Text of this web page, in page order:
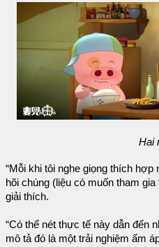
Hai
“Mỗi khi tôi nghe giọng thích
hõi chúng (liệu có muốn tham
giải thích.
“Có thể nét thực tế này dẫn đến
mô tả đó là một trải nghiệm ấm